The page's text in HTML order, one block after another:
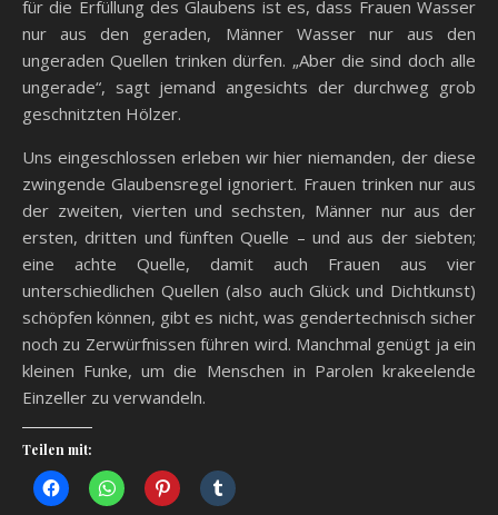
für die Erfüllung des Glaubens ist es, dass Frauen Wasser
nur aus den geraden, Männer Wasser nur aus den
ungeraden Quellen trinken dürfen. „Aber die sind doch alle
ungerade“, sagt jemand angesichts der durchweg grob
geschnitzten Hölzer.
Uns eingeschlossen erleben wir hier niemanden, der diese
zwingende Glaubensregel ignoriert. Frauen trinken nur aus
der zweiten, vierten und sechsten, Männer nur aus der
ersten, dritten und fünften Quelle – und aus der siebten;
eine achte Quelle, damit auch Frauen aus vier
unterschiedlichen Quellen (also auch Glück und Dichtkunst)
schöpfen können, gibt es nicht, was gendertechnisch sicher
noch zu Zerwürfnissen führen wird. Manchmal genügt ja ein
kleinen Funke, um die Menschen in Parolen krakeelende
Einzeller zu verwandeln.
Teilen mit: